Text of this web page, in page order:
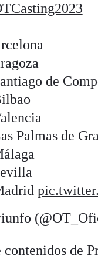
de
Palmas de
de